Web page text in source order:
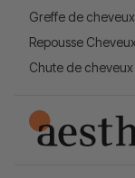
Greffe de cheveux
Repousse
Chute de cheveux